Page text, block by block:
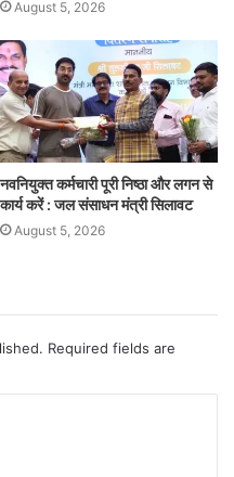
August 5, 2026
नवनियुक्त कर्मचारी पूरी निष्ठा और लगन से
कार्य करें : जल संसाधन मंत्री सिलावट
August 5, 2026
Required fields are